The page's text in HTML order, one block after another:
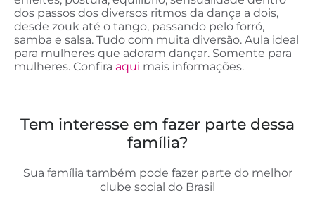
dos passos dos diversos ritmos da dança a dois,
desde zouk até o tango, passando pelo forró,
samba e salsa. Tudo com muita diversão. Aula ideal
para mulheres que adoram dançar. Somente para
mulheres. Confira aqui mais informações.
Tem interesse em fazer parte dessa
família?
Sua família também pode fazer parte do melhor
clube social do Brasil